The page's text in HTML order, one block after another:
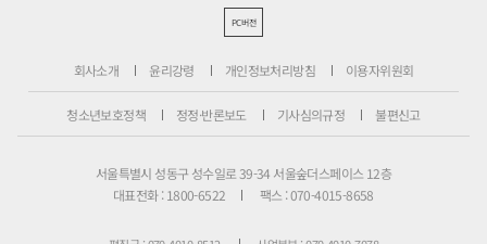
PC버전
회사소개 윤리강령 개인정보처리방침 이용자위원회
청소년보호정책 정정·반론보도 기사심의규정 불편신고
서울특별시 성동구 성수일로 39-34 서울숲더스페이스 12층
대표전화 : 1800-6522
팩스 : 070-4015-8658